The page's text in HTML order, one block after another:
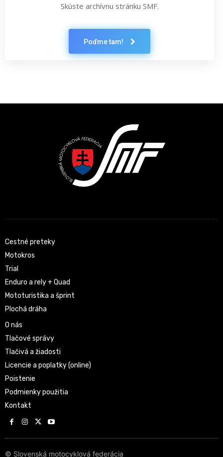
Skúste archívnu stránku SMF.
Poďme tam!
Cestné preteky
Motokros
Trial
Enduro a rely + Quad
Mototuristika a šprint
Plochá dráha
O nás
Tlačové správy
Tlačivá a žiadosti
Licencie a poplatky (online)
Poistenie
Podmienky použitia
Kontakt
© Slovenská motocyklová federácia